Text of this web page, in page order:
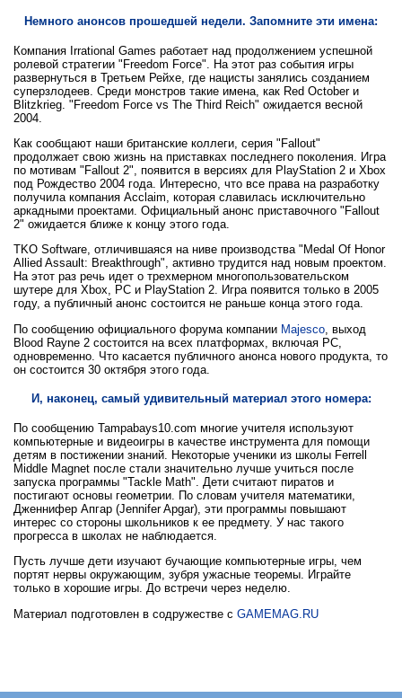
Немного анонсов прошедшей недели. Запомните эти имена:
Компания Irrational Games работает над продолжением успешной
ролевой стратегии "Freedom Force". На этот раз события игры
развернуться в Третьем Рейхе, где нацисты занялись созданием
суперзлодеев. Среди монстров такие имена, как Red October и
Blitzkrieg. "Freedom Force vs The Third Reich" ожидается весной
2004.
Как сообщают наши британские коллеги, серия "Fallout"
продолжает свою жизнь на приставках последнего поколения. Игра
по мотивам "Fallout 2", появится в версиях для PlayStation 2 и Xbox
под Рождество 2004 года. Интересно, что все права на разработку
получила компания Acclaim, которая славилась исключительно
аркадными проектами. Официальный анонс приставочного "Fallout
2" ожидается ближе к концу этого года.
TKO Software, отличившаяся на ниве производства "Medal Of Honor
Allied Assault: Breakthrough", активно трудится над новым проектом.
На этот раз речь идет о трехмерном многопользовательском
шутере для Xbox, PC и PlayStation 2. Игра появится только в 2005
году, а публичный анонс состоится не раньше конца этого года.
По сообщению официального форума компании Majesco , выход
Blood Rayne 2 состоится на всех платформах, включая PC,
одновременно. Что касается публичного анонса нового продукта, то
он состоится 30 октября этого года.
И, наконец, самый удивительный материал этого номера:
По сообщению Tampabays10.com многие учителя используют
компьютерные и видеоигры в качестве инструмента для помощи
детям в постижении знаний. Некоторые ученики из школы Ferrell
Middle Magnet после стали значительно лучше учиться после
запуска программы "Tackle Math". Дети считают пиратов и
постигают основы геометрии. По словам учителя математики,
Дженнифер Апгар (Jennifer Apgar), эти программы повышают
интерес со стороны школьников к ее предмету. У нас такого
прогресса в школах не наблюдается.
Пусть лучше дети изучают бучающие компьютерные игры, чем
портят нервы окружающим, зубря ужасные теоремы. Играйте
только в хорошие игры. До встречи через неделю.
Материал подготовлен в содружестве с GAMEMAG.RU